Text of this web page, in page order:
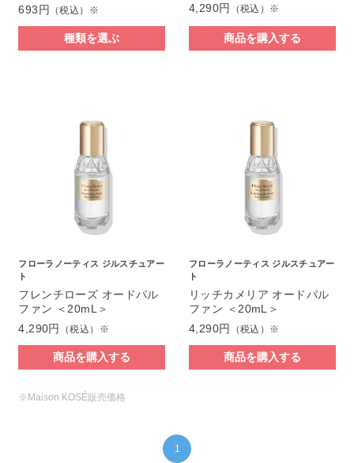
693円
（税込）※
種類を選ぶ
4,290円
（税込）※
商品を購入する
フローラノーティス ジルスチュアー
ト
フレンチローズ オードパル
ファン ＜20mL＞
4,290円
（税込）※
商品を購入する
フローラノーティス ジルスチュアー
ト
リッチカメリア オードパル
ファン ＜20mL＞
4,290円
（税込）※
商品を購入する
※Maison KOSÉ販売価格
1